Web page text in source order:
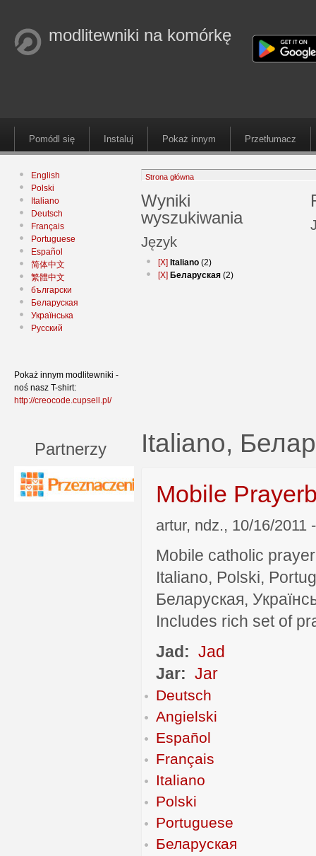
modlitewniki na komórkę
Pomódl się Instaluj Pokaż innym Przetłumacz
English
Polski
Italiano
Deutsch
Français
Portuguese
Español
简体中文
繁體中文
български
Беларуская
Українська
Русский
Pokaż innym modlitewniki -
noś nasz T-shirt:
http://creocode.cupsell.pl/
Partnerzy
Strona główna
Wyniki
wyszukiwania
Język
[X] Italiano (2)
[X] Беларуская (2)
Italiano,
Mobile
artur, ndz., 10/16/2011
Mobile catholic
Italiano, Polski,
Беларуская,
Includes rich set of
Jad: Jad
Jar: Jar
Deutsch
Angielski
Español
Français
Italiano
Polski
Portuguese
Беларуская